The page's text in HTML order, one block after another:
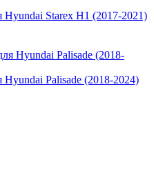
Starex H1 (2017-2021)
Palisade (2018-2024)